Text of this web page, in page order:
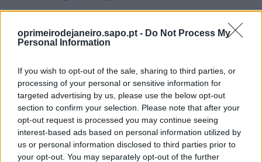
oprimeirodejaneiro.sapo.pt - Do Not Process My
Personal Information
If you wish to opt-out of the sale, sharing to third parties, or
processing of your personal or sensitive information for
targeted advertising by us, please use the below opt-out
section to confirm your selection. Please note that after your
opt-out request is processed you may continue seeing
interest-based ads based on personal information utilized by
us or personal information disclosed to third parties prior to
your opt-out. You may separately opt-out of the further
ÚLTIMAS NOTÍCIAS